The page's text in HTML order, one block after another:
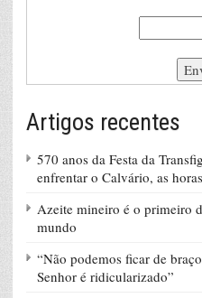
Artigos recentes
570 anos da Festa da
enfrentar o Calvário, as
Azeite mineiro é o primeiro
mundo
“Não podemos ficar de
Senhor é ridicularizado”